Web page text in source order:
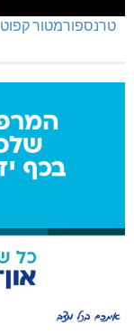
טרנספורמטור קפוט